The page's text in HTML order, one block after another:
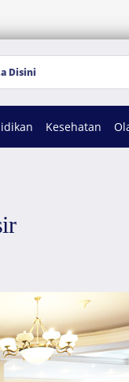
Kesehatan